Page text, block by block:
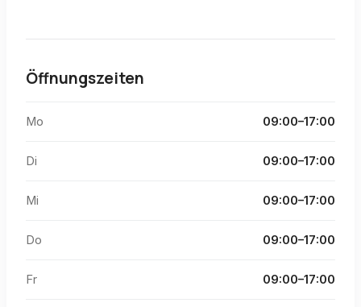
Öffnungszeiten
Mo 09:00–17:00
Di 09:00–17:00
Mi 09:00–17:00
Do 09:00–17:00
Fr 09:00–17:00